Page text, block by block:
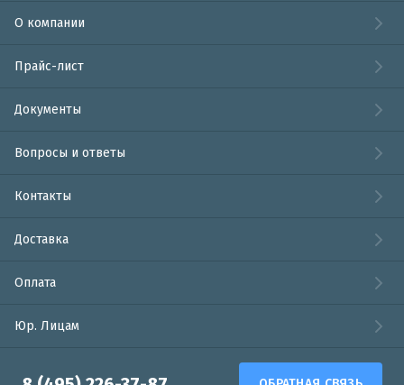
О компании
Прайс-лист
Документы
Вопросы и ответы
Контакты
Доставка
Оплата
Юр. Лицам